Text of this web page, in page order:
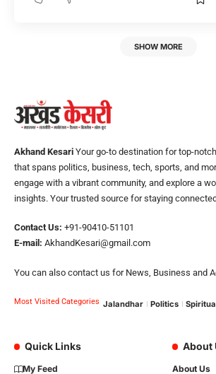
SHOW MORE
Akhand Kesari Your go-to destination for top-
that spans politics, business, tech, sports, and
engage with a vibrant community, and explore a
insights. Your trusted source for staying
Contact Us: +91-90410-51101
E-mail: AkhandKesari@gmail.com
You can also contact us for News, Business and
Most Visited Categories Jalandhar Politics
Quick Links
My Feed
About
About Us